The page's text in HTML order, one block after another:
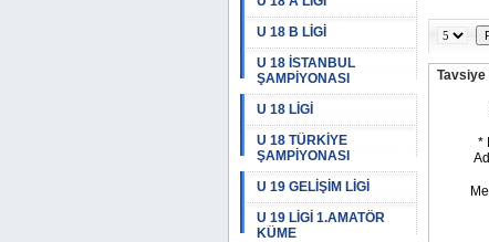
U 18 B LİGİ
U 18 İSTANBUL
ŞAMPİYONASI
U 18 LİGİ
U 18 TÜRKİYE
ŞAMPİYONASI
U 19 GELİŞİM LİGİ
U 19 LİGİ 1.AMATÖR
KÜME
Tavsiye